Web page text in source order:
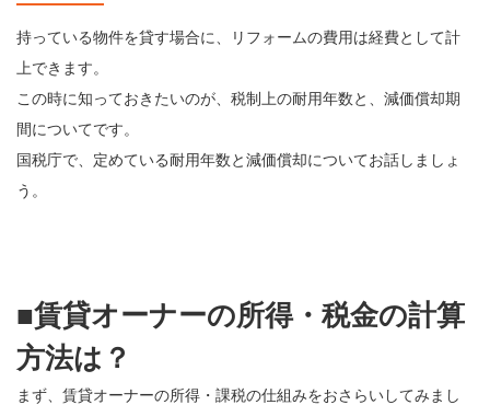
持っている物件を貸す場合に、リフォームの費用は経費として計
上できます。
この時に知っておきたいのが、税制上の耐用年数と、減価償却期
間についてです。
国税庁で、定めている耐用年数と減価償却についてお話しましょ
う。
■賃貸オーナーの所得・税金の計算
方法は？
まず、賃貸オーナーの所得・課税の仕組みをおさらいしてみまし